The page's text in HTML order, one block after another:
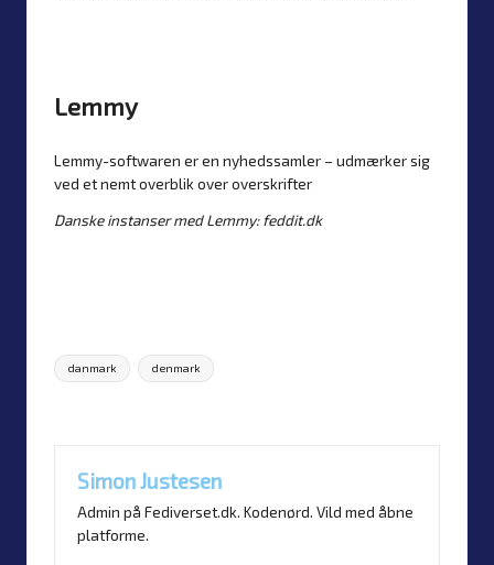
Lemmy
Lemmy-softwaren er en nyhedssamler – udmærker sig
ved et nemt overblik over overskrifter
Danske instanser med Lemmy: feddit.dk
Tags:
danmark denmark
Simon Justesen
Admin på Fediverset.dk. Kodenørd. Vild med åbne
platforme.